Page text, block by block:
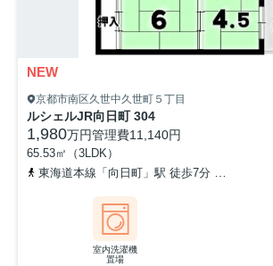
NEW
京都市南区久世中久世町５丁目
ルシェルJR向日町 304
1,980万円管理費11,140円
65.53㎡（3LDK）
東海道本線「向日町」駅 徒歩7分
室内洗濯機
置場